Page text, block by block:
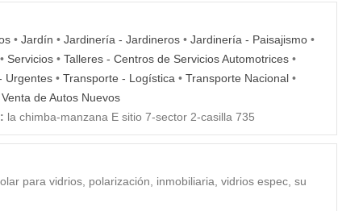
• Jardín • Jardinería - Jardineros • Jardinería - Paisajismo •
• Servicios • Talleres - Centros de Servicios Automotrices •
Urgentes • Transporte - Logística • Transporte Nacional •
Venta de Autos Nuevos
la chimba-manzana E sitio 7-sector 2-casilla 735
para vidrios, polarización, inmobiliaria, vidrios espec, su